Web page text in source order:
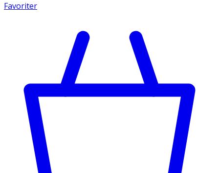
Favoriter